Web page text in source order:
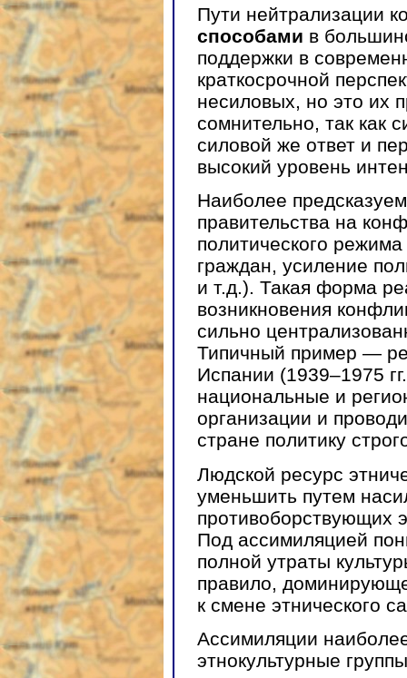
Пути нейтрализации
способами в
поддержки в
краткосрочной
несиловых, но это их
сомнительно, так как
силовой же ответ и
высокий уровень
Наиболее
правительства на
политического
граждан, усиление
и т.д.). Такая форма
возникновения
сильно
Типичный пример —
Испании (1939–1975
национальные и
организации и
стране политику
Людской ресурс
уменьшить путем
противоборствующих
Под ассимиляцией
полной утраты
правило,
к смене этнического
Ассимиляции
этнокультурные